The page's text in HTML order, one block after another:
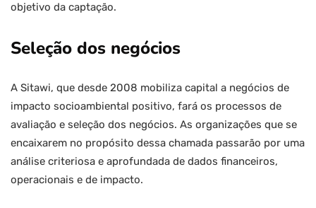
objetivo da captação.
Seleção dos negócios
A Sitawi, que desde 2008 mobiliza capital a negócios de
impacto socioambiental positivo, fará os processos de
avaliação e seleção dos negócios. As organizações que se
encaixarem no propósito dessa chamada passarão por uma
análise criteriosa e aprofundada de dados financeiros,
operacionais e de impacto.